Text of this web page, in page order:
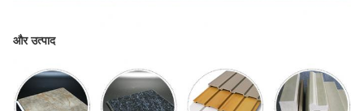
और उत्पाद